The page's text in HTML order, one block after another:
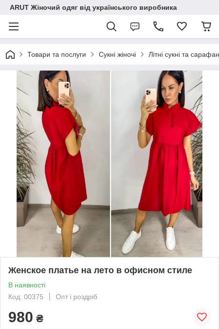
ARUT Жіночий одяг від українського виробника
Товари та послуги Сукні жіночі Літні сукні та
Женское платье на лето в офисном стиле
В наявності
Код: 00375
Опт і роздріб
980 ₴